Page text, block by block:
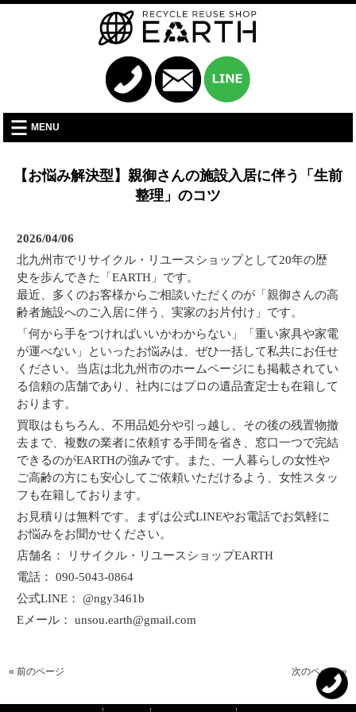
MENU
【お悩み解決型】親御さんの施設入居に伴う「生前
整理」のコツ
2026/04/06
北九州市でリサイクル・リユースショップとして20年の歴
史を歩んできた「EARTH」です。
最近、多くのお客様からご相談いただくのが「親御さんの高
齢者施設へのご入居に伴う、実家のお片付け」です。
「何から手をつければいいかわからない」「重い家具や家電
が運べない」といったお悩みは、ぜひ一括して私共にお任せ
ください。当店は北九州市のホームページにも掲載されてい
る信頼の店舗であり、社内にはプロの遺品査定士も在籍して
おります。
買取はもちろん、不用品処分や引っ越し、その後の残置物撤
去まで、複数の業者に依頼する手間を省き、窓口一つで完結
できるのがEARTHの強みです。また、一人暮らしの女性や
ご高齢の方にも安心してご依頼いただけるよう、女性スタッ
フも在籍しております。
お見積りは無料です。まずは公式LINEやお電話でお気軽に
お悩みをお聞かせください。
店舗名： リサイクル・リユースショップEARTH
電話： 090-5043-0864
公式LINE： @ngy3461b
Eメール： unsou.earth@gmail.com
« 前のページ 次のページ »